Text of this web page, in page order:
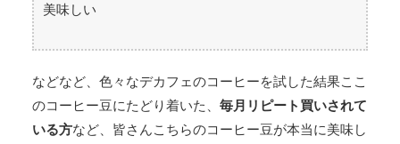
美味しい
などなど、色々なデカフェのコーヒーを試した結果ここ
のコーヒー豆にたどり着いた、 毎月リピート買いされて
いる方など、皆さんこちらのコーヒー豆が本当に美味し